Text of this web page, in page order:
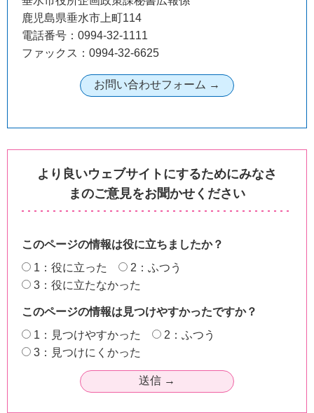
鹿児島県垂水市上町114
電話番号：0994-32-1111
ファックス：0994-32-6625
より良いウェブサイトにするためにみなさ
まのご意見をお聞かせください
このページの情報は役に立ちましたか？
1：役に立った
2：ふつう
3：役に立たなかった
このページの情報は見つけやすかったですか？
1：見つけやすかった
2：ふつう
3：見つけにくかった